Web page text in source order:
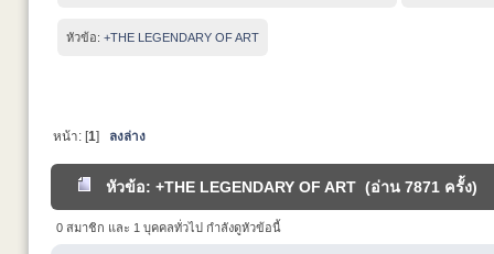
หัวข้อ: +THE LEGENDARY OF ART
หน้า: [1] ลงล่าง
หัวข้อ: +THE LEGENDARY OF ART (อ่าน 7871 ครั้ง)
0 สมาชิก และ 1 บุคคลทั่วไป กำลังดูหัวข้อนี้